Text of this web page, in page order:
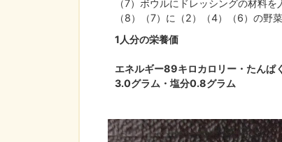
（7）ボウルにドレッシングの材料を
（8）（7）に（2）（4）（6）の野
1人分の栄養価
エネルギー89キロカロリー・たんぱ
3.0グラム・塩分0.8グラム